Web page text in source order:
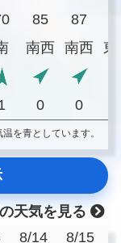
85 87
南西 南西 東
0 0
を青としています。
天気を見る
8/14
8/15